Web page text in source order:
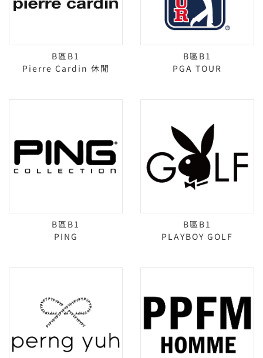
B區B1
Pierre Cardin 休閒
B區B1
PGA TOUR
B區B1
PING
B區B1
PLAYBOY GOLF